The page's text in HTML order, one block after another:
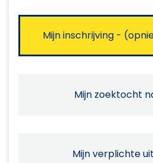
Mijn inschrijving -
Mijn zoektocht
Mijn verplichte